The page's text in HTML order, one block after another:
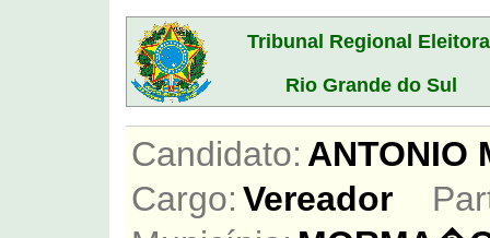
Tribunal Regional
Rio Grande do Sul
Candidato:
Cargo: Vereador